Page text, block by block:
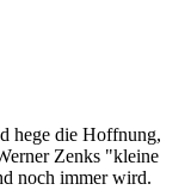
hege die Hoffnung,
Zenks "kleine
noch immer wird.